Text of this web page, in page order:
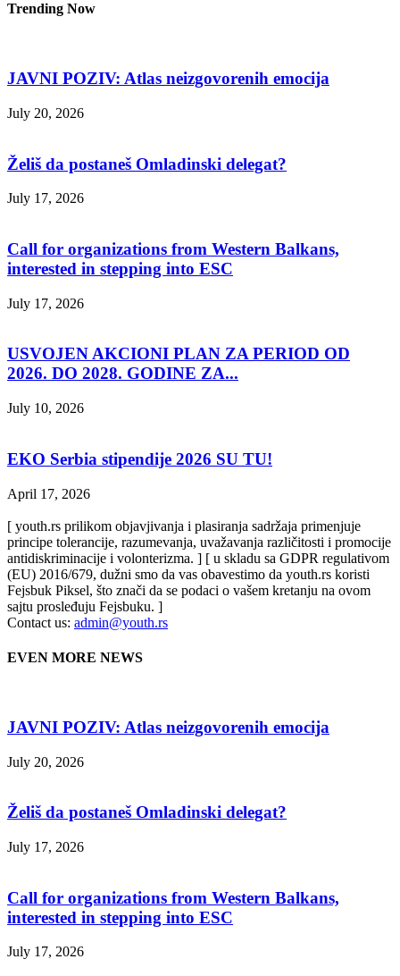
Trending Now
JAVNI POZIV: Atlas neizgovorenih emocija
July 20, 2026
Želiš da postaneš Omladinski delegat?
July 17, 2026
Call for organizations from Western Balkans,
interested in stepping into ESC
July 17, 2026
USVOJEN AKCIONI PLAN ZA PERIOD OD
2026. DO 2028. GODINE ZA...
July 10, 2026
EKO Serbia stipendije 2026 SU TU!
April 17, 2026
[ youth.rs prilikom objavjivanja i plasiranja sadržaja primenjuje
principe tolerancije, razumevanja, uvažavanja različitosti i promocije
antidiskriminacije i volonterizma. ] [ u skladu sa GDPR regulativom
(EU) 2016/679, dužni smo da vas obavestimo da youth.rs koristi
Fejsbuk Piksel, što znači da se podaci o vašem kretanju na ovom
sajtu prosleđuju Fejsbuku. ]
Contact us: admin@youth.rs
EVEN MORE NEWS
JAVNI POZIV: Atlas neizgovorenih emocija
July 20, 2026
Želiš da postaneš Omladinski delegat?
July 17, 2026
Call for organizations from Western Balkans,
interested in stepping into ESC
July 17, 2026